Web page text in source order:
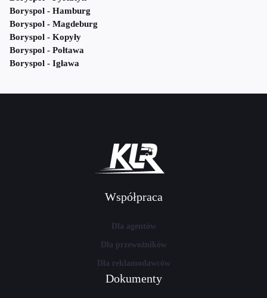
Boryspol - Hamburg
Boryspol - Magdeburg
Boryspol - Kopyły
Boryspol - Połtawa
Boryspol - Igława
Współpraca
Dla agentów
Dla przewoźników
Dla reklamodawców
Dokumenty